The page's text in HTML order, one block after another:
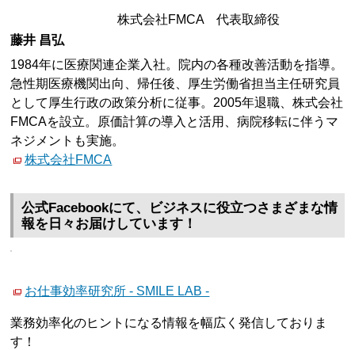
株式会社FMCA 代表取締役
藤井 昌弘
1984年に医療関連企業入社。院内の各種改善活動を指導。
急性期医療機関出向、帰任後、厚生労働省担当主任研究員
として厚生行政の政策分析に従事。2005年退職、株式会社
FMCAを設立。原価計算の導入と活用、病院移転に伴うマ
ネジメントも実施。
株式会社FMCA
公式Facebookにて、ビジネスに役立つさまざまな情
報を日々お届けしています！
お仕事効率研究所 - SMILE LAB -
業務効率化のヒントになる情報を幅広く発信しておりま
す！